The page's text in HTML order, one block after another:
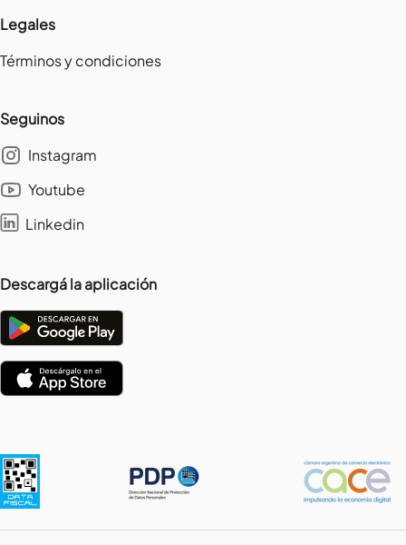
Legales
Términos y condiciones
Seguinos
Instagram
Youtube
Linkedin
Descargá la aplicación